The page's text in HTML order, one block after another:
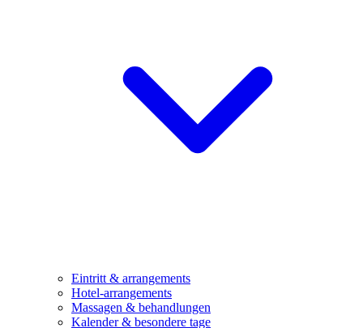
Eintritt & arrangements
Hotel-arrangements
Massagen & behandlungen
Kalender & besondere tage